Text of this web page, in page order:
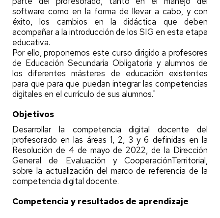
software como en la forma de llevar a cabo, y con
éxito, los cambios en la didáctica que deben
acompañar a la introducción de los SIG en esta etapa
educativa.
Por ello, proponemos este curso dirigido a profesores
de Educación Secundaria Obligatoria y alumnos de
los diferentes másteres de educación existentes
para que para que puedan integrar las competencias
digitales en el currículo de sus alumnos."
Objetivos
Desarrollar la competencia digital docente del
profesorado en las áreas 1, 2, 3 y 6 definidas en la
Resolución de 4 de mayo de 2022, de la Dirección
General de Evaluación y CooperaciónTerritorial,
sobre la actualización del marco de referencia de la
competencia digital docente.
Competencia y resultados de aprendizaje